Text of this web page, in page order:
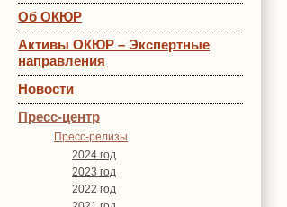
Об ОКЮР
Активы ОКЮР – Экспертные
направления
Новости
Пресс-центр
Пресс-релизы
2024 год
2023 год
2022 год